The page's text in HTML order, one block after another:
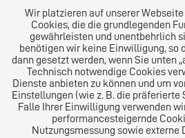
und die vertrauensvolle
Mandanten die Grundlage sind,
anvertrauten Anliegen
Folgen Sie uns auf
Wir platzieren auf unserer
Cookies, die die grundlegenden
gewährleisten und unentbehrlich
benötigen wir keine Einwilligung, so
dann gesetzt werden, wenn Sie unten
Technisch notwendige Cookies
Dienste anbieten zu können und um
Einstellungen (wie z. B. die präferierte
Falle Ihrer Einwilligung verwenden
performancesteigernde
Nutzungsmessung sowie externe